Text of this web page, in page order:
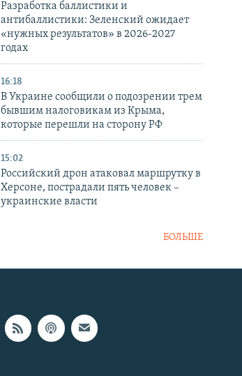
Разработка баллистики и
антибаллистики: Зеленский ожидает
«нужных результатов» в 2026-2027
годах
16:18
В Украине сообщили о подозрении трем
бывшим налоговикам из Крыма,
которые перешли на сторону РФ
15:02
Российский дрон атаковал маршрутку в
Херсоне, пострадали пять человек –
украинские власти
БОЛЬШЕ